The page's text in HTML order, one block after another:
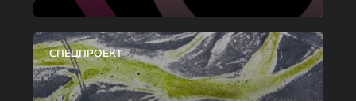
СПЕЦПРОЕКТ